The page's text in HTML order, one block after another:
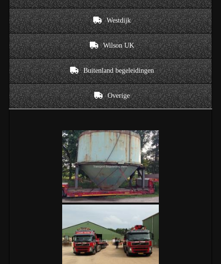
Westdijk
Wilson UK
Buitenland begeleidingen
Overige